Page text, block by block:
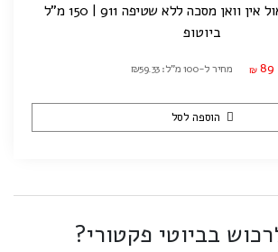
ביוטופ
₪ 89 מחיר ל-100 מ"ל: ₪59.33
הוספה לסל
בביוטי פקטורי?